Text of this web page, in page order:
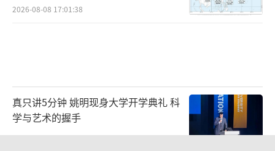
2026-08-08 17:01:38
真只讲5分钟 姚明现身大学开学典礼 科
学与艺术的握手
2026-08-09 10:09:30